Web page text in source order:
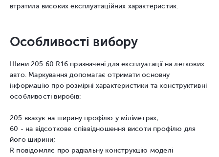
втратила високих експлуатаційних характеристик.
Особливості вибору
Шини 205 60 R16 призначені для експлуатації на легкових
авто. Маркування допомагає отримати основну
інформацію про розмірні характеристики та конструктивні
особливості виробів:
205 вказує на ширину профілю у міліметрах;
60 - на відсоткове співвідношення висоти профілю для
його ширини;
R повідомляє про радіальну конструкцію моделі